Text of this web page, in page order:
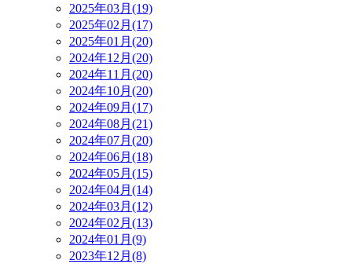
2025年03月(19)
2025年02月(17)
2025年01月(20)
2024年12月(20)
2024年11月(20)
2024年10月(20)
2024年09月(17)
2024年08月(21)
2024年07月(20)
2024年06月(18)
2024年05月(15)
2024年04月(14)
2024年03月(12)
2024年02月(13)
2024年01月(9)
2023年12月(8)